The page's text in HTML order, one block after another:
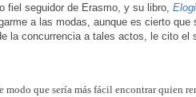
fiel seguidor de Erasmo, y su libro,
a las modas, aunque es cierto que
la concurrencia a tales actos, le cito el
que sería más fácil encontrar quien